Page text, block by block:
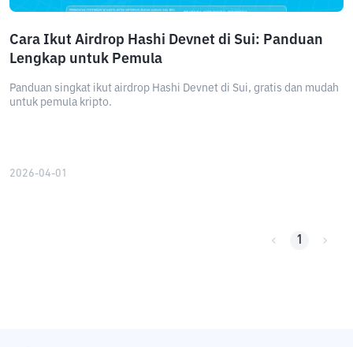
Cara Ikut Airdrop Hashi Devnet di Sui: Panduan
Lengkap untuk Pemula
Panduan singkat ikut airdrop Hashi Devnet di Sui, gratis dan mudah
untuk pemula kripto.
2026-04-01
1